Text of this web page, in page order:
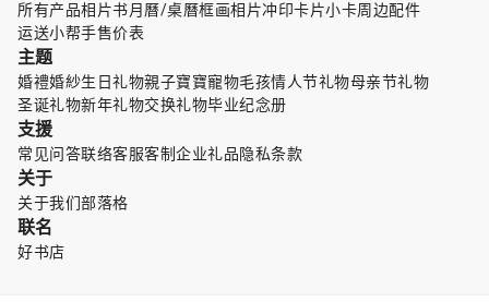
所有产品相片书月曆/桌曆框画相片冲印卡片小卡周边配件
运送小帮手售价表
主题
婚禮婚紗生日礼物親子寶寶寵物毛孩情人节礼物母亲节礼物
圣诞礼物新年礼物交换礼物毕业纪念册
支援
常见问答联络客服客制企业礼品隐私条款
关于
关于我们部落格
联名
好书店